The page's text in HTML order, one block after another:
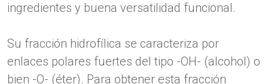
ingredientes y buena versatilidad funcional.
Su fracción hidrofílica se caracteriza por
enlaces polares fuertes del tipo -OH- (alcohol) o
bien -O- (éter). Para obtener esta fracción